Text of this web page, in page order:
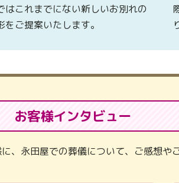
はこれまでにない新しいお別れの
をご提案いたします。
お客様インタビュー
、永田屋での葬儀について、ご感想や